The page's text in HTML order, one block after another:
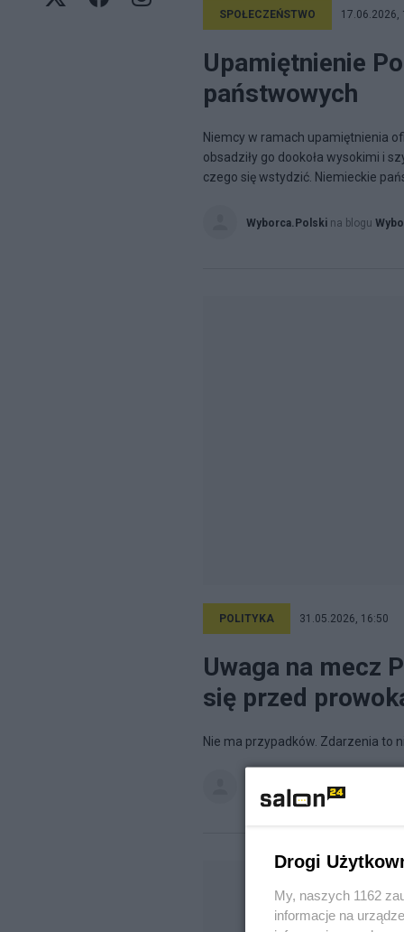
SPOŁECZEŃSTWO 17.06.2026,
Upamiętnienie
państwowych
Niemcy w ramach upamiętnienia
obsadziły go dookoła wysokimi i
czego się wstydzić. Niemieckie
Wyborca.Polski na blogu
POLITYKA 31.05.2026, 16:50
Uwaga na mecz
się przed
Nie ma przypadków. Zdarzenia to
Wyborca.Polski na blogu
Drogi
My, naszych 1162
informacje na